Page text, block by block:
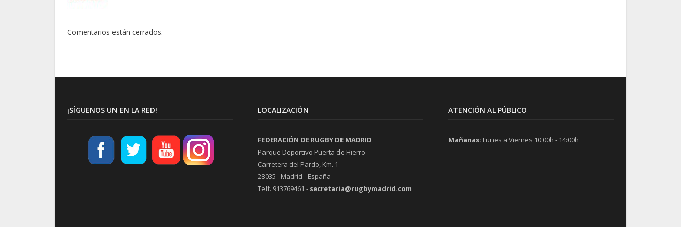
Comentarios están cerrados.
¡SÍGUENOS UN EN LA RED! LOCALIZACIÓN
FEDERACIÓN DE RUGBY DE MADRID
Parque Deportivo Puerta de Hierro
Carretera del Pardo, Km. 1
28035 - Madrid - España
Telf. 913769461 - secretaria@rugbymadrid.com
ATENCIÓN AL PÚBLICO
Mañanas: Lunes a Viernes 10:00h - 14:00h